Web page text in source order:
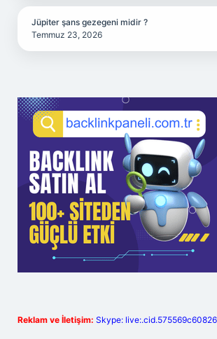
Jüpiter şans gezegeni midir ?
Temmuz 23, 2026
Reklam ve İletişim: Skype: